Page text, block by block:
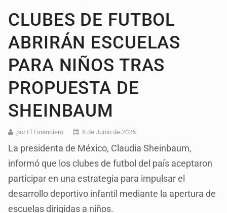
CLUBES DE FUTBOL
ABRIRÁN ESCUELAS
PARA NIÑOS TRAS
PROPUESTA DE
SHEINBAUM
por El Financiero 8 de Junio de 2026
La presidenta de México, Claudia Sheinbaum,
informó que los clubes de futbol del país aceptaron
participar en una estrategia para impulsar el
desarrollo deportivo infantil mediante la apertura de
escuelas dirigidas a niños.